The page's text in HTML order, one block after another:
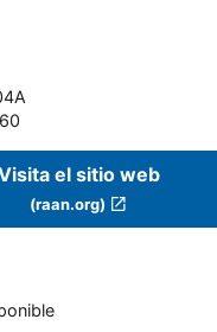
el sitio web
(raan.org)